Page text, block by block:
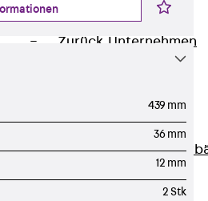
Unternehmen
Zurück Unternehmen
Service & Qualität
Unsere Geschichte
Mitgliedschaften &
Aktuelles
439 mm
36 mm
12 mm
2 Stk